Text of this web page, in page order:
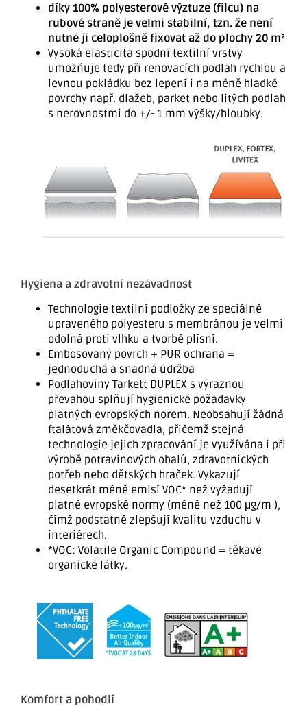
díky 100% polyesterové výztuze (filcu) na
rubové straně je velmi stabilní, tzn. že není
nutné ji celoplošně fixovat až do plochy 20 m²
Vysoká elasticita spodní textilní vrstvy
umožňuje tedy při renovacích podlah rychlou a
levnou pokládku bez lepení i na méně hladké
povrchy např. dlažeb, parket nebo litých podlah
s nerovnostmi do +/- 1 mm výšky/hloubky.
Hygiena a zdravotní nezávadnost
Technologie textilní podložky ze speciálně
upraveného polyesteru s membránou je velmi
odolná proti vlhku a tvorbě plísní.
Embosovaný povrch + PUR ochrana =
jednoduchá a snadná údržba
Podlahoviny Tarkett DUPLEX s výraznou
převahou splňují hygienické požadavky
platných evropských norem. Neobsahují žádná
ftalátová změkčovadla, přičemž stejná
technologie jejich zpracování je využívána i při
výrobě potravinových obalů, zdravotnických
potřeb nebo dětských hraček. Vykazují
desetkrát méně emisí VOC* než vyžadují
platné evropské normy (méně než 100 μg/m ),
čímž podstatně zlepšují kvalitu vzduchu v
interiérech.
*VOC: Volatile Organic Compound = těkavé
organické látky.
Komfort a pohodlí